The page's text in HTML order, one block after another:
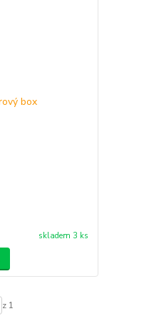
skladem 3 ks
z 1